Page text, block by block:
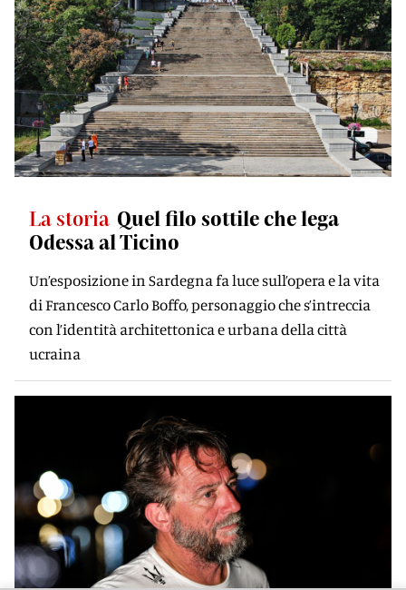
La storia Quel filo sottile che lega
Odessa al Ticino
Un’esposizione in Sardegna fa luce sull’opera e la vita
di Francesco Carlo Boffo, personaggio che s’intreccia
con l’identità architettonica e urbana della città
ucraina